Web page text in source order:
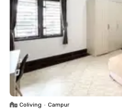
Coliving • Campur